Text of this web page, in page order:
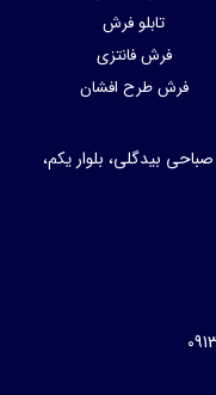
تابلو فرش
فرش فانتزی
فرش طرح افشان
بیدگلی، بلوار یکم،